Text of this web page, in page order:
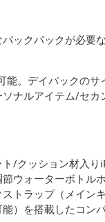
ックパックが必要
能。デイパックの
ナルアイテム/セカ
/クッション材入り
節ウォーターボトル
トラップ（メイン
）を搭載したコン